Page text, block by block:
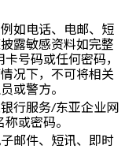
如电话、电邮、短
露敏感资料如完整
号码或任何密码，
况下，不可将相关
或警方。
行服务/东亚企业网
或密码。
邮件、短讯、即时